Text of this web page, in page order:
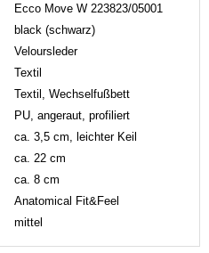
Ecco Move W 223823/05001
black (schwarz)
Veloursleder
Textil
Textil, Wechselfußbett
PU, angeraut, profiliert
ca. 3,5 cm, leichter Keil
ca. 22 cm
ca. 8 cm
Anatomical Fit&Feel
mittel